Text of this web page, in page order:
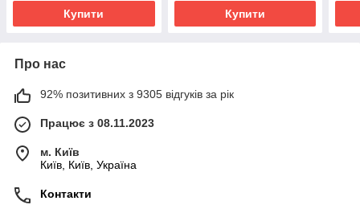
Купити Купити
Про нас
92% позитивних з 9305 відгуків за рік
Працює з 08.11.2023
м. Київ
Київ, Київ, Україна
Контакти